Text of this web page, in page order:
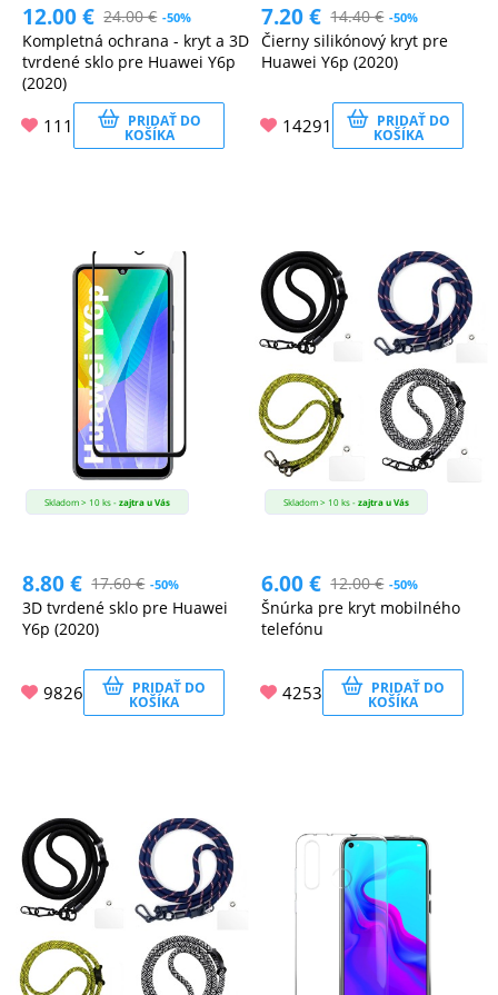
12.00€ 24.00€ -50%
Kompletná ochrana - kryt a 3D
tvrdené sklo pre Huawei Y6p
(2020)
111 PRIDAŤ DO
KOŠÍKA
7.20€ 14.40€ -50%
Čierny silikónový kryt pre
Huawei Y6p (2020)
14291 PRIDAŤ DO
KOŠÍKA
Skladom > 10 ks -zajtra u Vás
8.80€ 17.60€ -50%
3D tvrdené sklo pre Huawei
Y6p (2020)
9826 PRIDAŤ DO
KOŠÍKA
Skladom > 10 ks -zajtra u Vás
6.00€ 12.00€ -50%
Šnúrka pre kryt mobilného
telefónu
4253 PRIDAŤ DO
KOŠÍKA